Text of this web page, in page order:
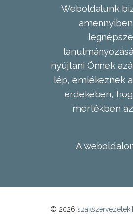
Weboldalunk
nyújtani Önnek
lép, emlékeznek
érdekében,
mértékben
A
© 2026